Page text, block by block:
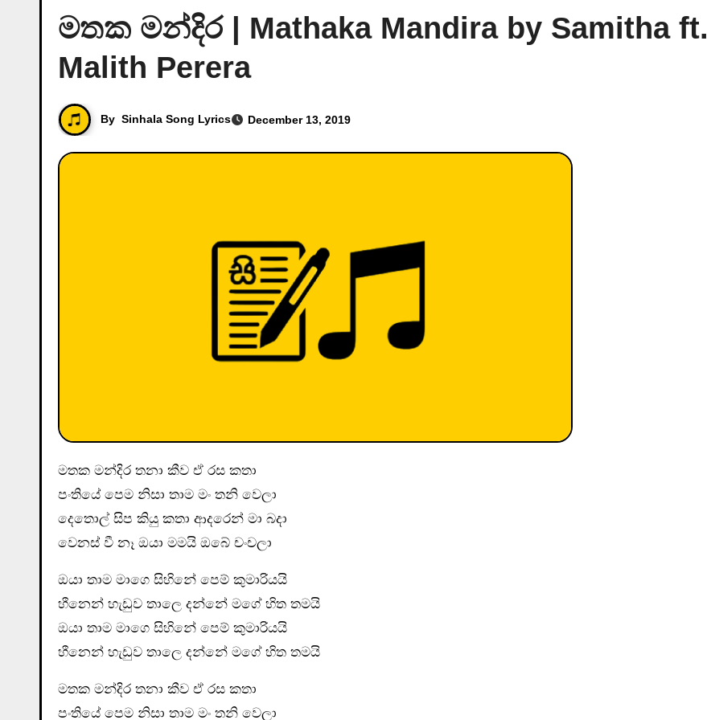
මතක මන්දිර | Mathaka Mandira by Samitha ft.
Malith Perera
By Sinhala Song Lyrics December 13, 2019
මතක මන්දිර තනා කීව ඒ රස කතා
පංතියේ පෙම නිසා තාම මං තනි වෙලා
දෙතොල් සිප කියු කතා ආදරෙන් මා බදා
වෙනස් වී නෑ ඔයා මමයි ඔබේ චංචලා
ඔයා තාම මාගෙ සිහිනේ පෙම් කුමාරියයි
හීනෙන් හැඩුව තාලෙ දන්නේ මගේ හිත තමයි
ඔයා තාම මාගෙ සිහිනේ පෙම් කුමාරියයි
හීනෙන් හැඩුව තාලෙ දන්නේ මගේ හිත තමයි
මතක මන්දිර තනා කීව ඒ රස කතා
පංතියේ පෙම නිසා තාම මං තනි වෙලා